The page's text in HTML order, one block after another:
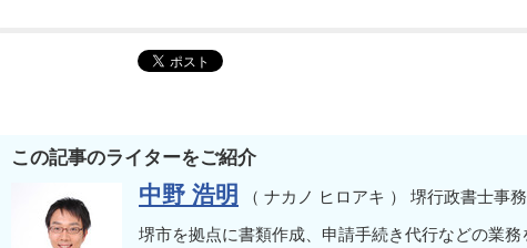
この記事のライターをご紹介
中野 浩明
（ ナカノ ヒロアキ ） 堺行政書士事
堺市を拠点に書類作成、申請手続き代行などの業